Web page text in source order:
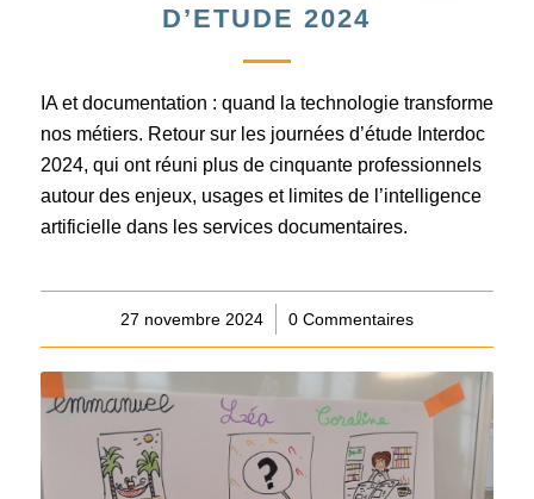
D’ETUDE 2024
IA et documentation : quand la technologie transforme
nos métiers. Retour sur les journées d’étude Interdoc
2024, qui ont réuni plus de cinquante professionnels
autour des enjeux, usages et limites de l’intelligence
artificielle dans les services documentaires.
27 novembre 2024
/ 0 Commentaires